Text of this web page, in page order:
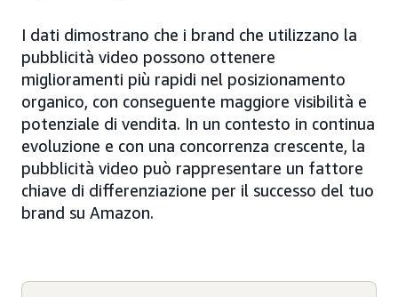
I dati dimostrano che i brand che utilizzano la
pubblicità video possono ottenere
miglioramenti più rapidi nel posizionamento
organico, con conseguente maggiore visibilità e
potenziale di vendita. In un contesto in continua
evoluzione e con una concorrenza crescente, la
pubblicità video può rappresentare un fattore
chiave di differenziazione per il successo del tuo
brand su Amazon.